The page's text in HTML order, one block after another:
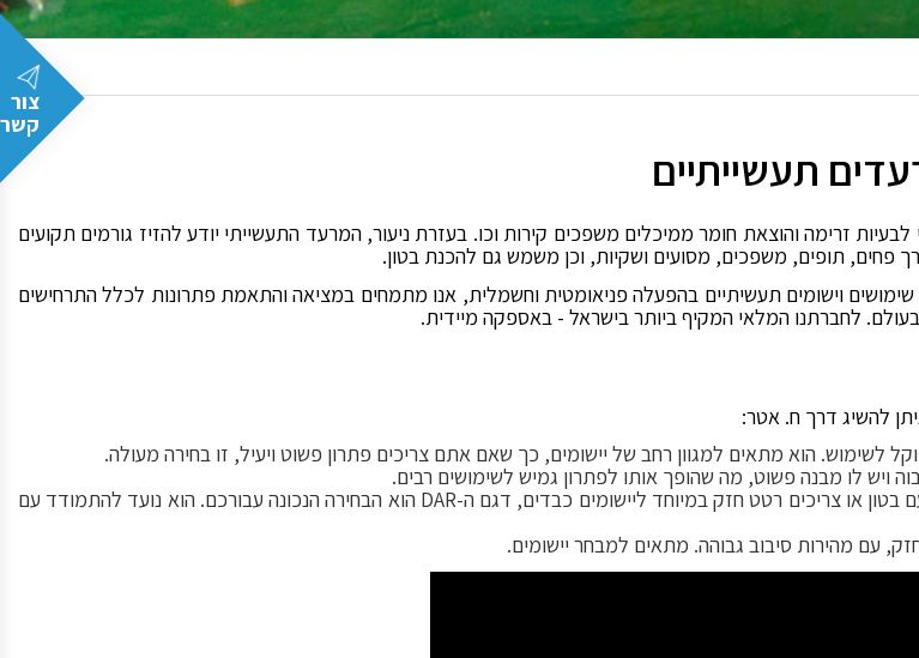
צור
קשר
תעשייתיים
זרימה והוצאת חומר ממיכלים משפכים קירות וכו. בעזרת ניעור, המרעד התעשייתי יודע להזיז גורמים תקועים
פחים, תופים, משפכים, מסועים ושקיות, וכן משמש גם להכנת בטון.
וישומים תעשיתיים בהפעלה פניאומטית וחשמלית, אנו מתמחים במציאה והתאמת פתרונות לכלל התרחישים
לחברתנו המלאי המקיף ביותר בישראל - באספקה מיידית.
להשיג דרך ח. אטר:
רטט רולר מסוג DAR: אם אתם עובדים עם בטון או צריכים רטט חזק במיוחד ליישומים כבדים, דגם ה-DAR הוא הבחירה הנכונה עבורכם. הוא נועד להתמודד עם